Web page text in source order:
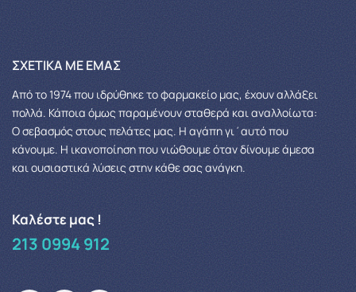
ΣΧΕΤΙΚΆ ΜΕ ΕΜΆΣ
Από το 1974 που ιδρύθηκε το φαρμακείο μας, έχουν αλλάξει
πολλά. Κάποια όμως παραμένουν σταθερά και αναλλοίωτα:
Ο σεβασμός στους πελάτες μας. Η αγάπη γι΄αυτό που
κάνουμε. Η ικανοποίηση που νιώθουμε όταν δίνουμε άμεσα
και ουσιαστικά λύσεις στην κάθε σας ανάγκη.
Καλέστε μας !
213 0994 912